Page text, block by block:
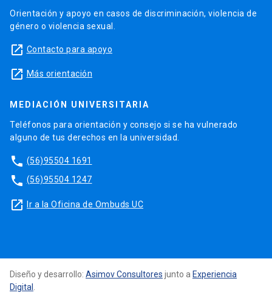
Orientación y apoyo en casos de discriminación, violencia de
género o violencia sexual.
launch Contacto para apoyo
launch Más orientación
MEDIACIÓN UNIVERSITARIA
Teléfonos para orientación y consejo si se ha vulnerado
alguno de tus derechos en la universidad.
phone (56)95504 1691
phone (56)95504 1247
launch Ir a la Oficina de Ombuds UC
Diseño y desarrollo: Asimov Consultores junto a Experiencia
Digital